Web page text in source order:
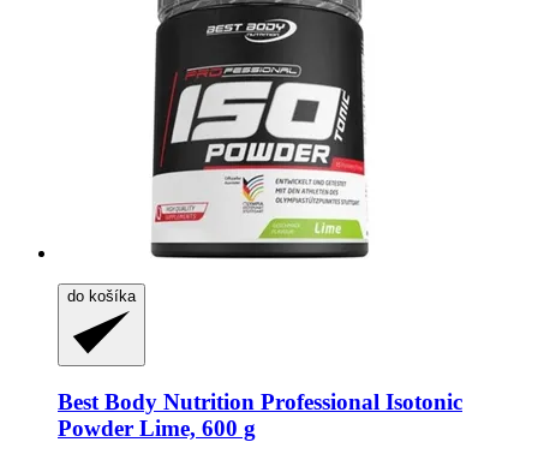
do košíka
Best Body Nutrition Professional Isotonic
Powder Lime, 600 g